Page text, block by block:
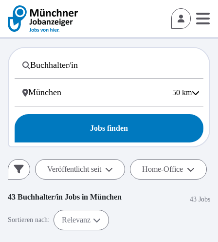
50 km
Jobs finden
Veröffentlicht seit Home-Office
43 Buchhalter/in Jobs in München 43 Jobs
Sortieren nach: Relevanz